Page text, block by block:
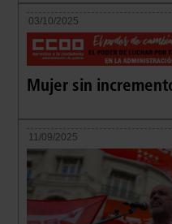
03/10/2025
Mujer sin
11/09/2025